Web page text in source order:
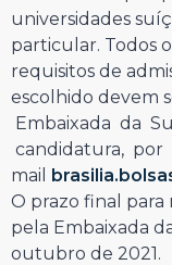
universidades
particular. Todos
requisitos de
escolhido devem
Embaixada da
candidatura,
mail
O prazo final
pela Embaixada
outubro de 2021.